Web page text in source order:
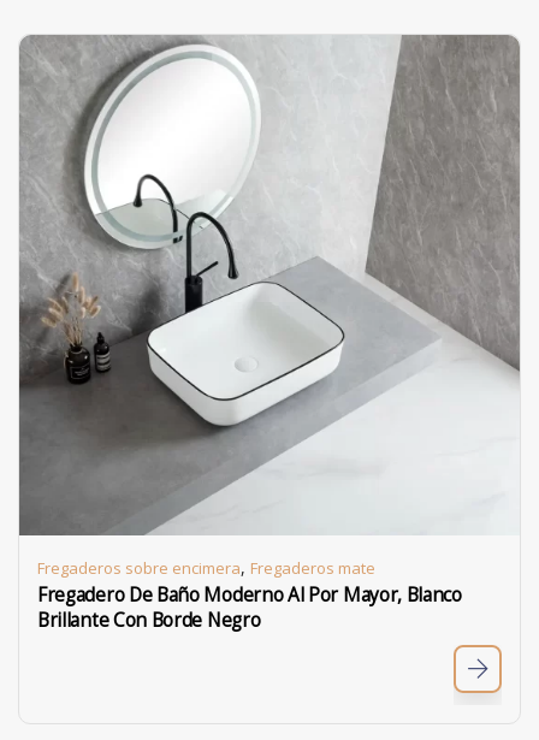
Fregaderos sobre encimera, Fregaderos mate
Fregadero De Baño Moderno Al Por Mayor, Blanco
Brillante Con Borde Negro